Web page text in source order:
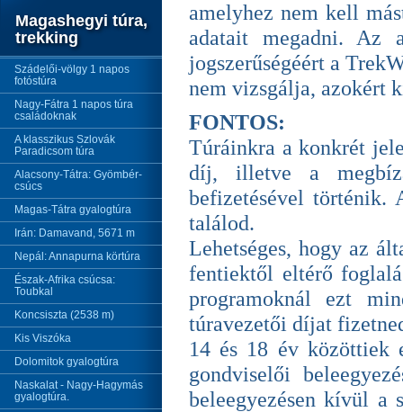
Magashegyi túra,
trekking
Szádelői-völgy 1 napos
fotóstúra
Nagy-Fátra 1 napos túra
családoknak
A klasszikus Szlovák
Paradicsom túra
Alacsony-Tátra: Gyömbér-
csúcs
Magas-Tátra gyalogtúra
Irán: Damavand, 5671 m
Nepál: Annapurna körtúra
Észak-Afrika csúcsa:
Toubkal
Koncsiszta (2538 m)
Kis Viszóka
Dolomitok gyalogtúra
Naskalat - Nagy-Hagymás
gyalogtúra.
amelyhez nem kell
adatait megadni. Az
jogszerűségéért a
nem vizsgálja, azokért
FONTOS:
Túráinkra a konkrét
díj, illetve a
befizetésével történik.
találod.
Lehetséges, hogy az
fentiektől eltérő
programoknál ezt
túravezetői díjat
14 és 18 év közöttiek
gondviselői
beleegyezésen kívül a